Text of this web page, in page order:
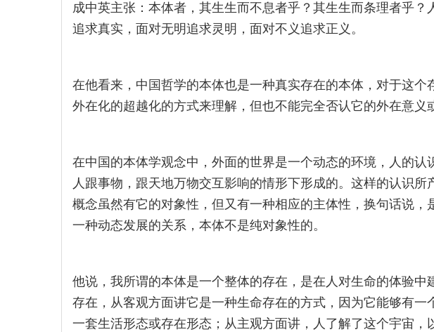
成中英主张：本体者，其生生而不息者乎？其生生而条理者乎？
追求真实，面对无明追求灵明，面对不义追求正义。
在他看来，中国哲学的本体也是一种真实存在的本体，对于这个
外在化的超越化的方式来理解，但也不能完全否认它的外在意义
在中国的本体学观念中，外面的世界是一个动态的环境，人的认
人跟事物，跟天地万物交互影响的情形下形成的。这样的认识所
概念虽然有它的对象性，但又有一种相应的主体性，换句话说，
一种动态发展的关系，本体不是纯对象性的。
他说，我所谓的本体是一个整体的存在，是在人对生命的体验中
存在，从客观方面讲它是一种生命存在的方式，因为它能够有一
一套生活形态或存在形态；从主观方面讲，人了解了这个宇宙，